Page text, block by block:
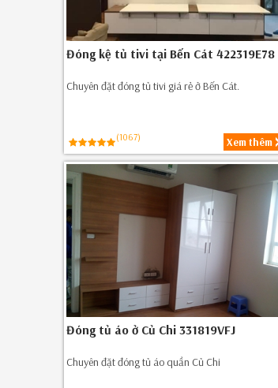
Đóng kệ tủ tivi tại Bến Cát 422319E78
Chuyên đặt đóng tủ tivi giá rẻ ở Bến Cát.
(1067) Xem thêm
Đóng tủ áo ở Củ Chi 331819VFJ
Chuyên đặt đóng tủ áo quần Củ Chi